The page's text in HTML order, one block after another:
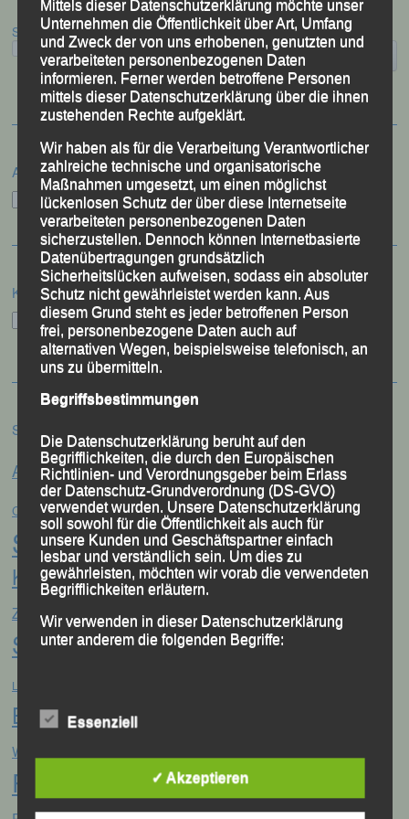
Suchen
Archiv
Archiv
Kategorien
Kategorien
Schlagwörter
Alex SellnerAnna Drexler Anne Schregle Arnstorf
Centa Hollweck Christina WimmerDJK DomlaufEva
SchultzFrank Schneider Franz
Keifenheim Georg Eibl Gerhard BauerGünter
Zahn Jahreshauptversammlung Jana Vogel Jonas
StorchJonathan Schubert Konrad Kufner
Linz
BernhardtMarion Kopp
Weinert
Passau Patrick Wimmer Pocking Regensburg
Mittels dieser Datenschutzerklärung möchte unser
Unternehmen die Öffentlichkeit über Art, Umfang
und Zweck der von uns erhobenen, genutzten und
verarbeiteten personenbezogenen Daten
informieren. Ferner werden betroffene Personen
mittels dieser Datenschutzerklärung über die ihnen
zustehenden Rechte aufgeklärt.
Wir haben als für die Verarbeitung Verantwortlicher
zahlreiche technische und organisatorische
Maßnahmen umgesetzt, um einen möglichst
lückenlosen Schutz der über diese Internetseite
verarbeiteten personenbezogenen Daten
sicherzustellen. Dennoch können Internetbasierte
Datenübertragungen grundsätzlich
Sicherheitslücken aufweisen, sodass ein absoluter
Schutz nicht gewährleistet werden kann. Aus
diesem Grund steht es jeder betroffenen Person
frei, personenbezogene Daten auch auf
alternativen Wegen, beispielsweise telefonisch, an
uns zu übermitteln.
Begriffsbestimmungen
Die Datenschutzerklärung beruht auf den
Begrifflichkeiten, die durch den Europäischen
Richtlinien- und Verordnungsgeber beim Erlass
der Datenschutz-Grundverordnung (DS-GVO)
verwendet wurden. Unsere Datenschutzerklärung
soll sowohl für die Öffentlichkeit als auch für
unsere Kunden und Geschäftspartner einfach
lesbar und verständlich sein. Um dies zu
gewährleisten, möchten wir vorab die verwendeten
Begrifflichkeiten erläutern.
Wir verwenden in dieser Datenschutzerklärung
unter anderem die folgenden Begriffe:
a) personenbezogene Daten
Personenbezogene Daten sind alle
Informationen, die sich auf eine identifizierte
oder identifizierbare natürliche Person (im
Essenziell
✓ Akzeptieren